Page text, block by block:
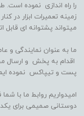
را راه اندازی نموده
زمینه تعمیرات ابزار در
میتواند پشتوانه ای
ما به عنوان نمایندگی و
اقدام به پخش و ارسال
پست و تیپاکس نموده
امیدواریم روابط ما با شما
دوستانی صمیمی برای